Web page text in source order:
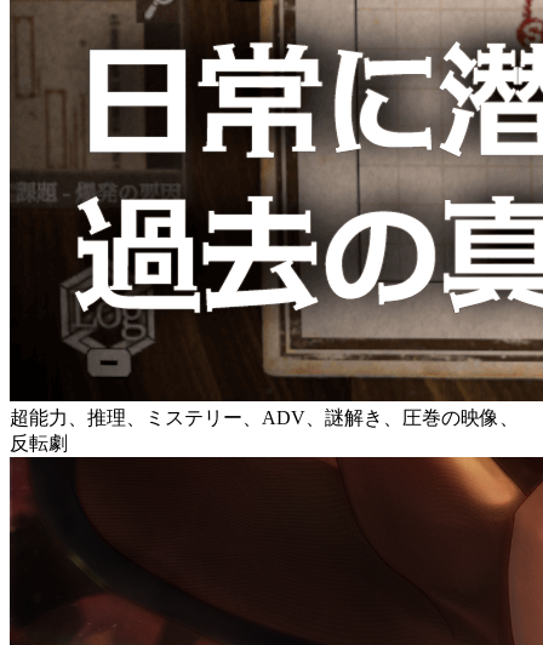
超能力、推理、ミステリー、ADV、謎解き、圧巻の映像、
反転劇